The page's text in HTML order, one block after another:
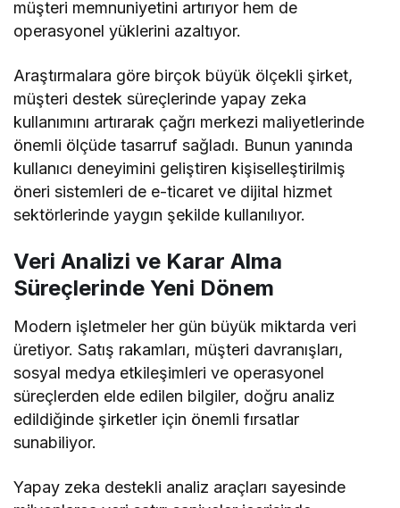
müşteri memnuniyetini artırıyor hem de
operasyonel yüklerini azaltıyor.
Araştırmalara göre birçok büyük ölçekli şirket,
müşteri destek süreçlerinde yapay zeka
kullanımını artırarak çağrı merkezi maliyetlerinde
önemli ölçüde tasarruf sağladı. Bunun yanında
kullanıcı deneyimini geliştiren kişiselleştirilmiş
öneri sistemleri de e-ticaret ve dijital hizmet
sektörlerinde yaygın şekilde kullanılıyor.
Veri Analizi ve Karar Alma
Süreçlerinde Yeni Dönem
Modern işletmeler her gün büyük miktarda veri
üretiyor. Satış rakamları, müşteri davranışları,
sosyal medya etkileşimleri ve operasyonel
süreçlerden elde edilen bilgiler, doğru analiz
edildiğinde şirketler için önemli fırsatlar
sunabiliyor.
Yapay zeka destekli analiz araçları sayesinde